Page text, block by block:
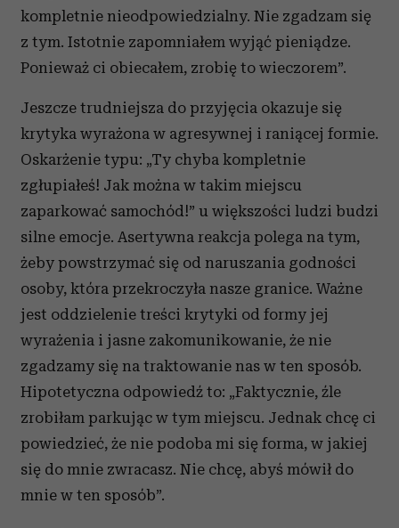
kompletnie nieodpowiedzialny. Nie zgadzam się
z tym. Istotnie zapomniałem wyjąć pieniądze.
Ponieważ ci obiecałem, zrobię to wieczorem”.
Jeszcze trudniejsza do przyjęcia okazuje się
krytyka wyrażona w agresywnej i raniącej formie.
Oskarżenie typu: „Ty chyba kompletnie
zgłupiałeś! Jak można w takim miejscu
zaparkować samochód!” u większości ludzi budzi
silne emocje. Asertywna reakcja polega na tym,
żeby powstrzymać się od naruszania godności
osoby, która przekroczyła nasze granice. Ważne
jest oddzielenie treści krytyki od formy jej
wyrażenia i jasne zakomunikowanie, że nie
zgadzamy się na traktowanie nas w ten sposób.
Hipotetyczna odpowiedź to: „Faktycznie, źle
zrobiłam parkując w tym miejscu. Jednak chcę ci
powiedzieć, że nie podoba mi się forma, w jakiej
się do mnie zwracasz. Nie chcę, abyś mówił do
mnie w ten sposób”.